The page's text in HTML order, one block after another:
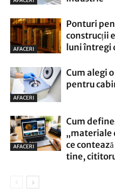
AFACERI
Ponturi
construcții
luni întregi
AFACERI
Cum alegi
pentru
AFACERI
Cum
„materiale
ce
tine,